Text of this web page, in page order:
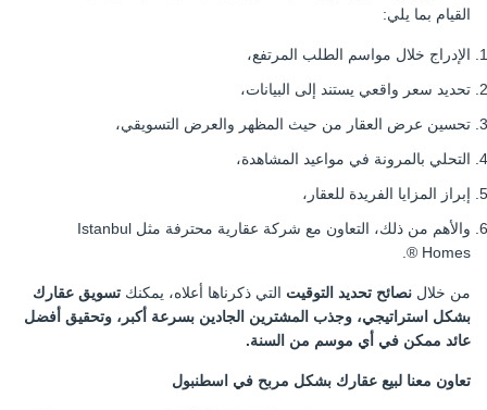
القيام بما يلي:
الإدراج خلال مواسم الطلب المرتفع،
تحديد سعر واقعي يستند إلى البيانات،
تحسين عرض العقار من حيث المظهر والعرض التسويقي،
التحلي بالمرونة في مواعيد المشاهدة،
إبراز المزايا الفريدة للعقار،
والأهم من ذلك، التعاون مع شركة عقارية محترفة مثل Istanbul
Homes ®.
من خلال نصائح تحديد التوقيت التي ذكرناها أعلاه، يمكنك تسويق عقارك
بشكل استراتيجي، وجذب المشترين الجادين بسرعة أكبر، وتحقيق أفضل
عائد ممكن في أي موسم من السنة.
تعاون معنا لبيع عقارك بشكل مربح في اسطنبول